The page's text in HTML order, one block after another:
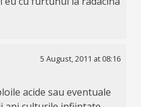
5 August, 2011 at 08:16
acide sau eventuale